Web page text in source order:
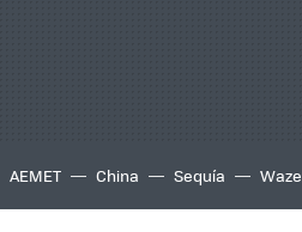
AEMET China Sequía Waze